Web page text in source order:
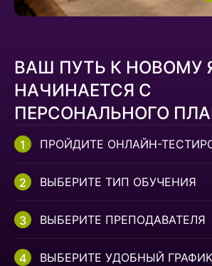
ВАШ ПУТЬ К НОВОМУ
НАЧИНАЕТСЯ С
ПЕРСОНАЛЬНОГО
ПРОЙДИТЕ ОНЛАЙН-
ВЫБЕРИТЕ ТИП ОБУЧЕНИЯ
ВЫБЕРИТЕ ПРЕПОДАВАТЕЛЯ
ВЫБЕРИТЕ УДОБНЫЙ